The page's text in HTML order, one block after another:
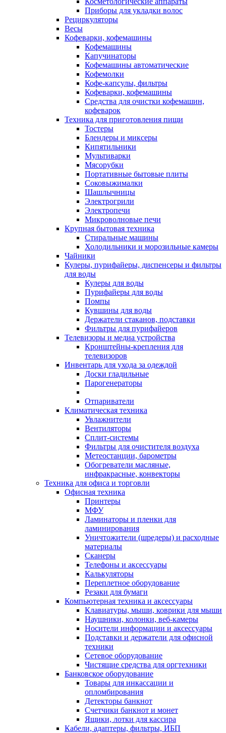
Приборы для укладки волос
Рециркуляторы
Весы
Кофеварки, кофемашины
Кофемашины
Капучинаторы
Кофемашины автоматические
Кофемолки
Кофе-капсулы, фильтры
Кофеварки, кофемашины
Средства для очистки кофемашин,
кофеварок
Техника для приготовления пищи
Тостеры
Блендеры и миксеры
Кипятильники
Мультиварки
Мясорубки
Портативные бытовые плиты
Соковыжималки
Шашлычницы
Электрогрили
Электропечи
Микроволновые печи
Крупная бытовая техника
Стиральные машины
Холодильники и морозильные камеры
Чайники
Кулеры, пурифайеры, диспенсеры и фильтры
для воды
Кулеры для воды
Пурифайеры для воды
Помпы
Кувшины для воды
Держатели стаканов, подставки
Фильтры для пурифайеров
Телевизоры и медиа устройства
Кронштейны-крепления для
телевизоров
Инвентарь для ухода за одеждой
Доски гладильные
Парогенераторы
Отпариватели
Климатическая техника
Увлажнители
Вентиляторы
Сплит-системы
Фильтры для очистителя воздуха
Метеостанции, барометры
Обогреватели масляные,
инфракрасные, конвекторы
Техника для офиса и торговли
Офисная техника
Принтеры
МФУ
Ламинаторы и пленки для
ламинирования
Уничтожители (шредеры) и расходные
материалы
Сканеры
Телефоны и аксессуары
Калькуляторы
Переплетное оборудование
Резаки для бумаги
Компьютерная техника и аксессуары
Клавиатуры, мыши, коврики для мыши
Наушники, колонки, веб-камеры
Носители информации и аксессуары
Подставки и держатели для офисной
техники
Сетевое оборудование
Чистящие средства для оргтехники
Банковское оборудование
Товары для инкассации и
опломбирования
Детекторы банкнот
Счетчики банкнот и монет
Ящики, лотки для кассира
Кабели, адаптеры, фильтры, ИБП